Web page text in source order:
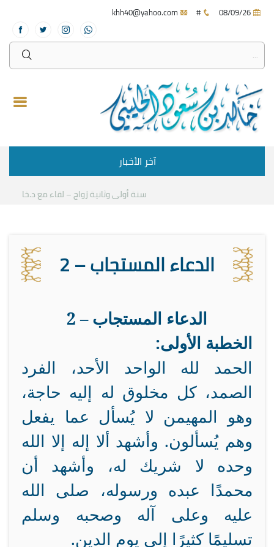
#
آخر الأخبار
سنة أولى وثانية زواج – لقاء مع د.خالد الحليبي
الدعاء المستجاب – 2
الدعاء المستجاب – 2
الخطبة الأولى:
الحمد لله الواحد الأحد، الفرد
الصمد، كل مخلوق له إليه حاجة،
وهو المهيمن لا يُسأل عما يفعل
وهم يُسألون. وأشهد ألا إله إلا الله
وحده لا شريك له، وأشهد أن
محمدًا عبده ورسوله، صلى الله
عليه وعلى آله وصحبه وسلم
تسليمًا كثيرًا إلى يوم الدين.